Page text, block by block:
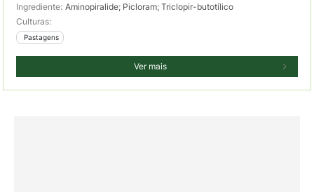
Ingrediente: Aminopiralide; Picloram; Triclopir-butotílico
Culturas:
Pastagens
Ver mais